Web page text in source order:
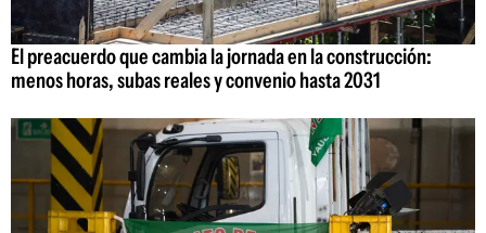
El preacuerdo que cambia la jornada en la construcción:
menos horas, subas reales y convenio hasta 2031